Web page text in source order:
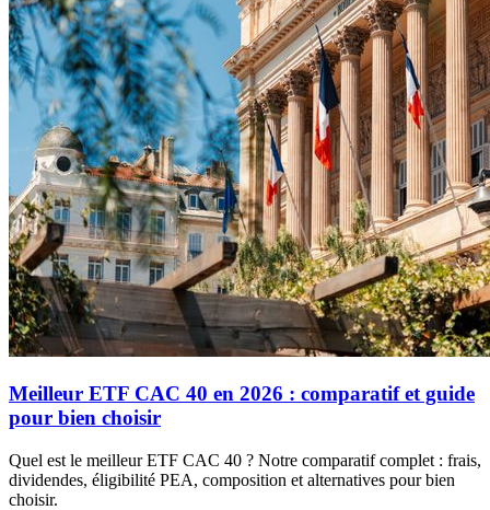
Meilleur ETF CAC 40 en 2026 : comparatif et guide
pour bien choisir
Quel est le meilleur ETF CAC 40 ? Notre comparatif complet : frais,
dividendes, éligibilité PEA, composition et alternatives pour bien
choisir.